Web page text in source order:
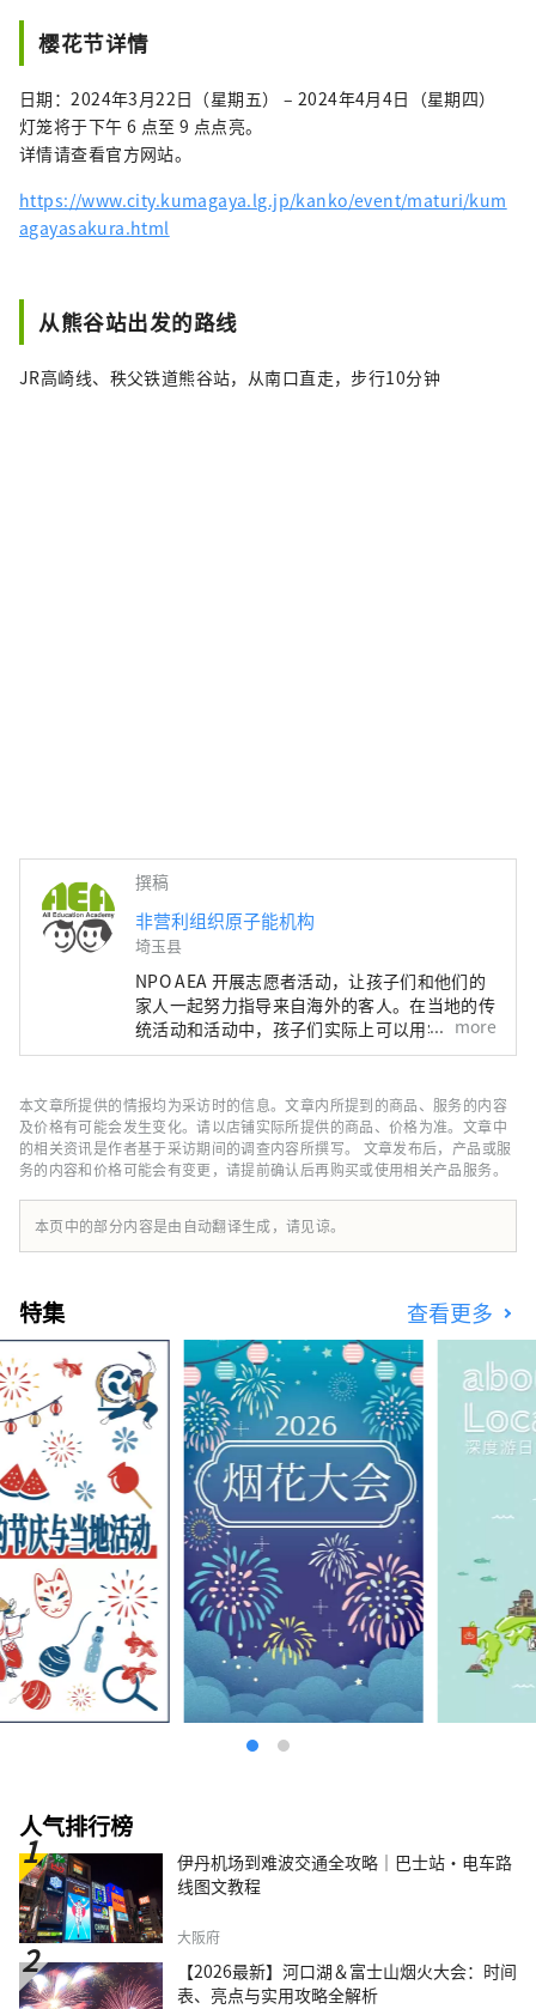
樱花节详情
日期：2024年3月22日（星期五） – 2024年4月4日（星期四）
灯笼将于下午 6 点至 9 点点亮。
详情请查看官方网站。
https://www.city.kumagaya.lg.jp/kanko/event/maturi/kum
agayasakura.html
从熊谷站出发的路线
JR高崎线、秩父铁道熊谷站，从南口直走，步行10分钟
撰稿
非营利组织原子能机构
埼玉县
NPO AEA 开展志愿者活动，让孩子们和他们的
家人一起努力指导来自海外的客人。在当地的传
统活动和活动中，孩子们实际上可以用学到的英
语交谈，与来自不同文化的人互动，提高沟通能
用，培养独立思考、解决问题和与他人沟通的能
力。
more
本文章所提供的情报均为采访时的信息。文章内所提到的商品、服务的内容
及价格有可能会发生变化。请以店铺实际所提供的商品、价格为准。文章中
的相关资讯是作者基于采访期间的调查内容所撰写。 文章发布后，产品或服
务的内容和价格可能会有变更，请提前确认后再购买或使用相关产品服务。
本页中的部分内容是由自动翻译生成，请见谅。
特集 查看更多
人气排行榜
伊丹机场到难波交通全攻略｜巴士站・电车路
线图文教程
大阪府
【2026最新】河口湖＆富士山烟火大会：时间
表、亮点与实用攻略全解析